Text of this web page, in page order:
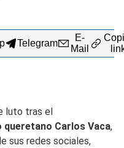
Telegram
E-
Mail
luto tras el
Carlos Vaca,
sus redes sociales,